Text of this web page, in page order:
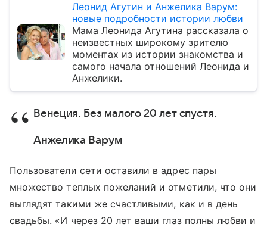
Леонид Агутин и Анжелика Варум:
новые подробности истории любви
Мама Леонида Агутина рассказала о
неизвестных широкому зрителю
моментах из истории знакомства и
самого начала отношений Леонида и
Анжелики.
Венеция. Без малого 20 лет спустя.
Анжелика Варум
Пользователи сети оставили в адрес пары
множество теплых пожеланий и отметили, что они
выглядят такими же счастливыми, как и в день
свадьбы. «И через 20 лет ваши глаз полны любви и